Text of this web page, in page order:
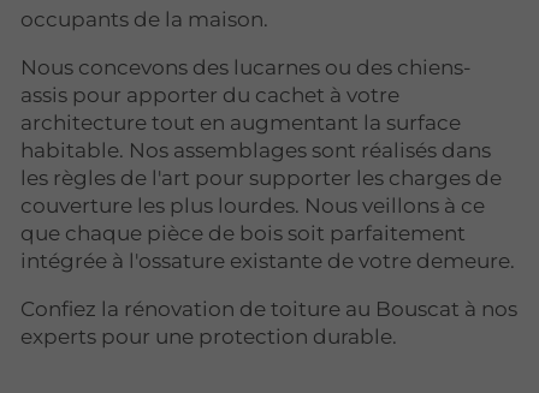
occupants de la maison.
Nous concevons des lucarnes ou des chiens-
assis pour apporter du cachet à votre
architecture tout en augmentant la surface
habitable. Nos assemblages sont réalisés dans
les règles de l'art pour supporter les charges de
couverture les plus lourdes. Nous veillons à ce
que chaque pièce de bois soit parfaitement
intégrée à l'ossature existante de votre demeure.
Confiez la rénovation de toiture au Bouscat à nos
experts pour une protection durable.